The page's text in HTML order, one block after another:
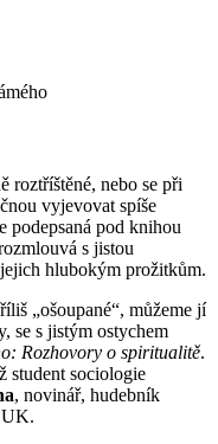
roztříštěné, nebo se při
vyjevovat spíše
podepsaná pod knihou
s jistou
hlubokým prožitkům.
„ošoupané“, můžeme jí
se s jistým ostychem
Rozhovory o spiritualitě.
student sociologie
, novinář, hudebník
UK.